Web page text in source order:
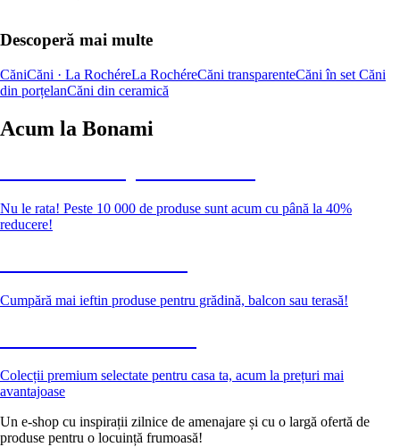
Descoperă mai multe
CăniCăni · La RochéreLa RochéreCăni transparenteCăni în set Căni
din porțelanCăni din ceramică
Acum la Bonami
Nu le rata! Peste 10 000 de produse sunt acum cu până la 40%
reducere!
Cumpără mai ieftin produse pentru grădină, balcon sau terasă!
Colecții premium selectate pentru casa ta, acum la prețuri mai
avantajoase
Un e-shop cu inspirații zilnice de amenajare și cu o largă ofertă de
produse pentru o locuință frumoasă!